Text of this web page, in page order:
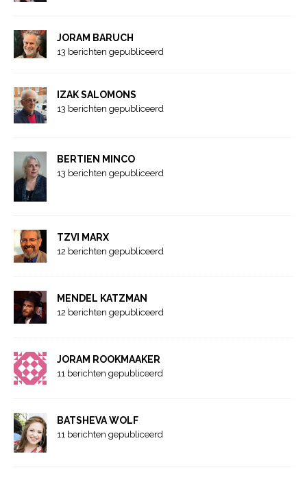
JORAM BARUCH
13 berichten gepubliceerd
IZAK SALOMONS
13 berichten gepubliceerd
BERTIEN MINCO
13 berichten gepubliceerd
TZVI MARX
12 berichten gepubliceerd
MENDEL KATZMAN
12 berichten gepubliceerd
JORAM ROOKMAAKER
11 berichten gepubliceerd
BATSHEVA WOLF
11 berichten gepubliceerd